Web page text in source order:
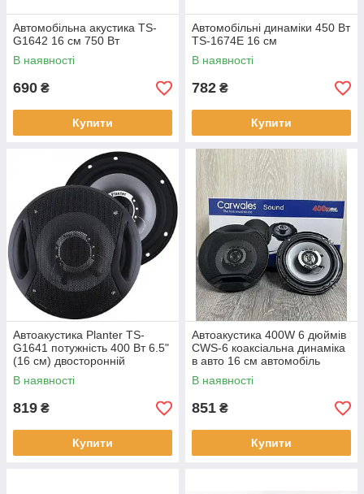
Автомобільна акустика TS-
G1642 16 см 750 Вт
В наявності
690 ₴
Купити
Автомобільні динаміки 450 Вт
TS-1674E 16 см
В наявності
782 ₴
Купити
Автоакустика Planter TS-
G1641 потужність 400 Вт 6.5"
(16 см) двосторонній
автомобільний коаксіальний
динамік
В наявності
819 ₴
Купити
Автоакустика 400W 6 дюймів
CWS-6 коаксіальна динаміка
в авто 16 см автомобіль
Carwales Sound
В наявності
851 ₴
Купити